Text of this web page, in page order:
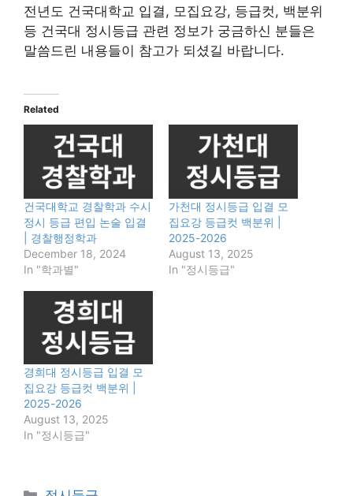
전년도 건국대학교 입결, 모집요강, 등급컷, 백분위
등 건국대 정시등급 관련 정보가 궁금하신 분들은
말씀드린 내용들이 참고가 되셨길 바랍니다.
Related
건국대학교 경찰학과 수시
정시 등급 편입 논술 입결
| 경찰행정학과
December 18, 2024
In "학과별"
가천대 정시등급 입결 모
집요강 등급컷 백분위 |
2025-2026
August 13, 2025
In "정시등급"
경희대 정시등급 입결 모
집요강 등급컷 백분위 |
2025-2026
August 13, 2025
In "정시등급"
Categories